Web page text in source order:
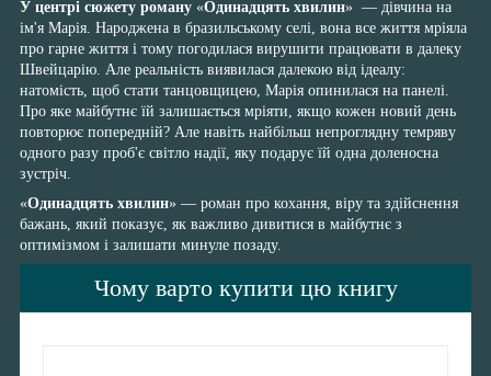
У центрі сюжету роману «Одинадцять хвилин» — дівчина на
ім'я Марія. Народжена в бразильському селі, вона все життя мріяла
про гарне життя і тому погодилася вирушити працювати в далеку
Швейцарію. Але реальність виявилася далекою від ідеалу:
натомість, щоб стати танцовщицею, Марія опинилася на панелі.
Про яке майбутнє їй залишається мріяти, якщо кожен новий день
повторює попередній? Але навіть найбільш непроглядну темряву
одного разу проб'є світло надії, яку подарує їй одна доленосна
зустріч.
«Одинадцять хвилин» — роман про кохання, віру та здійснення
бажань, який показує, як важливо дивитися в майбутнє з
оптимізмом і залишати минуле позаду.
Чому варто купити цю книгу